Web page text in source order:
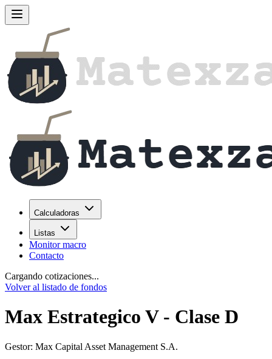
Calculadoras
Listas
Monitor macro
Contacto
Cargando cotizaciones...
Volver al listado de fondos
Max Estrategico V - Clase D
Gestor: Max Capital Asset Management S.A.